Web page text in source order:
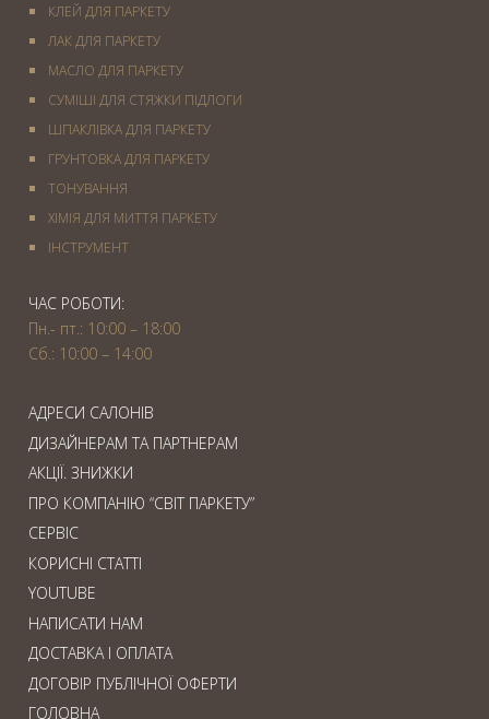
КЛЕЙ ДЛЯ ПАРКЕТУ
ЛАК ДЛЯ ПАРКЕТУ
МАСЛО ДЛЯ ПАРКЕТУ
СУМІШІ ДЛЯ СТЯЖКИ ПІДЛОГИ
ШПАКЛІВКА ДЛЯ ПАРКЕТУ
ГРУНТОВКА ДЛЯ ПАРКЕТУ
ТОНУВАННЯ
ХІМІЯ ДЛЯ МИТТЯ ПАРКЕТУ
IНСТРУМЕНТ
ЧАС РОБОТИ:
Пн.- пт.: 10:00 – 18:00
Сб.: 10:00 – 14:00
АДРЕСИ САЛОНІВ
ДИЗАЙНЕРАМ ТА ПАРТНЕРАМ
АКЦІЇ. ЗНИЖКИ
ПРО КОМПАНІЮ “СВІТ ПАРКЕТУ”
СЕРВІС
КОРИСНІ СТАТТІ
YOUTUBE
НАПИСАТИ НАМ
ДОСТАВКА І ОПЛАТА
ДОГОВІР ПУБЛІЧНОЇ ОФЕРТИ
ГОЛОВНА